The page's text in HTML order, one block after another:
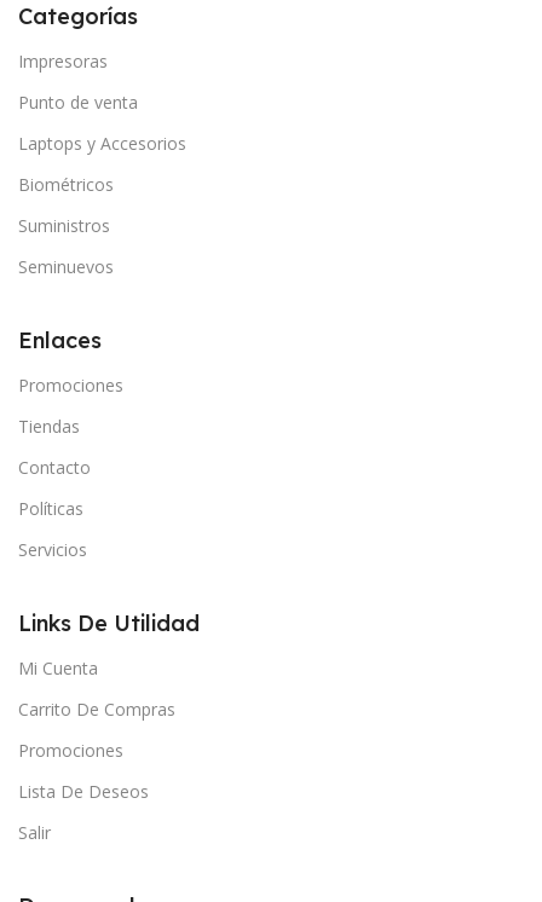
Categorías
Impresoras
Punto de venta
Laptops y Accesorios
Biométricos
Suministros
Seminuevos
Enlaces
Promociones
Tiendas
Contacto
Políticas
Servicios
Links De Utilidad
Mi Cuenta
Carrito De Compras
Promociones
Lista De Deseos
Salir